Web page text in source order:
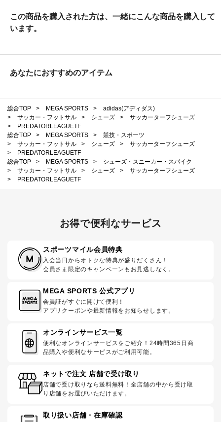
この商品を購入された方は、一緒にこんな商品を購入して
います。
あなたにおすすめのアイテム
総合TOP > MEGA SPORTS >
adidas(アディダス)
>
サッカー・フットサル > シューズ >
サッカーターフシューズ
>
PREDATORLEAGUETF
総合TOP
> MEGA SPORTS >
競技・スポーツ
>
サッカー・フットサル > シューズ >
サッカーターフシューズ
>
PREDATORLEAGUETF
総合TOP
> MEGA SPORTS >
シューズ・スニーカー・スパイク
>
サッカー・フットサル > シューズ >
サッカーターフシューズ
>
PREDATORLEAGUETF
お得で便利なサービス
スポーツマイル会員特典
入会当日からオトクな特典が盛りだくさん！
会員さま限定のキャンペーンもお見逃しなく。
MEGA SPORTS 公式アプリ
会員証がすぐに開けて便利！
アプリクーポンや最新情報をお知らせします。
オンラインサービス一覧
便利なオンラインサービスをご紹介！24時間365日商
品購入や便利なサービスがご利用可能。
ネットで注文 店舗で受け取り
店舗で受け取りなら送料無料！全店舗の中から受け取
り店舗をお選びいただけます。
取り扱い店舗・在庫確認